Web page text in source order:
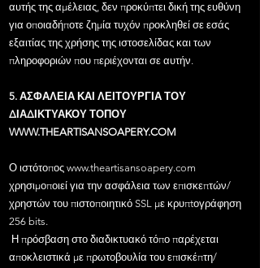
αυτής της αμέλειας, δεν προκύπτει δική της ευθύνη
για οποιαδήποτε ζημία τυχόν προκληθεί σε εσάς
εξαιτίας της χρήσης της ιστοσελίδας και των
πληροφοριών που περιέχονται σε αυτήν.
5. ΑΣΦΑΛΕΙΑ ΚΑΙ ΛΕΙΤΟΥΡΓΙΑ ΤΟΥ
ΔΙΑΔΙΚΤΥΑΚΟΥ ΤΟΠΟΥ
WWW.THEARTISANSOAPERY.COM
Ο ιστότοπος www.theartisansoapery.com
χρησιμοποιεί για την ασφάλεια των επισκεπτών/
χρηστών του πιστοποιητικό SSL με κρυπtογράφηση
256 bits.
Η πρόσβαση στο διαδικτυακό τόπο παρέχεται
αποκλειστικά με πρωτοβουλία του επισκέπτη/